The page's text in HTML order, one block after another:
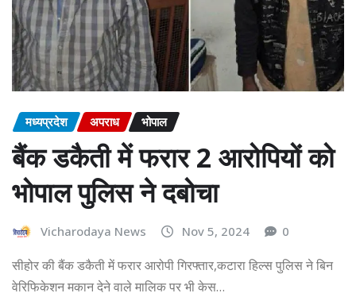
मध्यप्रदेश अपराध भोपाल
बैंक डकैती में फरार 2 आरोपियों को
भोपाल पुलिस ने दबोचा
Vicharodaya News Nov 5, 2024 0
सीहोर की बैंक डकैती में फरार आरोपी गिरफ्तार,कटारा हिल्स पुलिस ने बिन
वेरिफिकेशन मकान देने वाले मालिक पर भी केस…